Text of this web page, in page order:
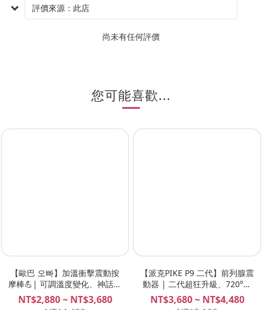
尚未有任何評價
您可能喜歡...
【歐巴 오빠】加溫衝擊震動按
摩棒💪| 可調溫度變化、神話級
的高速撞擊！不自禁高潮的強勁
仿真按摩棒！LADYEMMA
NT$2,880 ~ NT$3,680
【派克PIKE P9 二代】前列腺震
動器 | 二代超狂升級、720°旋
轉攪動、三強馬達震動、超刺激
前列腺高潮神器！NITE 夜能
NT$3,680 ~ NT$4,480